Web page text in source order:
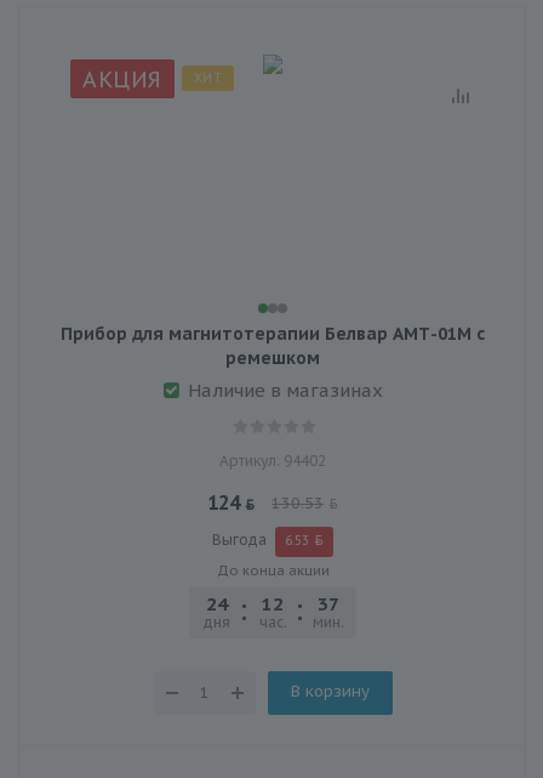
АКЦИЯ ХИТ
Прибор для магнитотерапии Белвар АМТ-01М с
ремешком
Наличие в магазинах
Артикул: 94402
124 130.53
Выгода 6.53
До конца акции
24
дня
12
час.
37
мин.
В корзину